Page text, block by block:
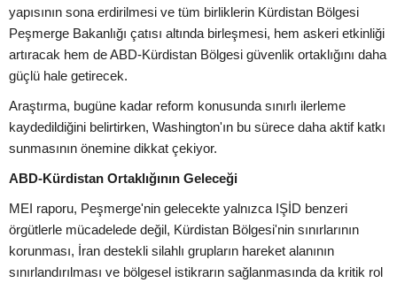
yapısının sona erdirilmesi ve tüm birliklerin Kürdistan Bölgesi
Peşmerge Bakanlığı çatısı altında birleşmesi, hem askeri etkinliği
artıracak hem de ABD-Kürdistan Bölgesi güvenlik ortaklığını daha
güçlü hale getirecek.
Araştırma, bugüne kadar reform konusunda sınırlı ilerleme
kaydedildiğini belirtirken, Washington'ın bu sürece daha aktif katkı
sunmasının önemine dikkat çekiyor.
ABD-Kürdistan Ortaklığının Geleceği
MEI raporu, Peşmerge'nin gelecekte yalnızca IŞİD benzeri
örgütlerle mücadelede değil, Kürdistan Bölgesi'nin sınırlarının
korunması, İran destekli silahlı grupların hareket alanının
sınırlandırılması ve bölgesel istikrarın sağlanmasında da kritik rol